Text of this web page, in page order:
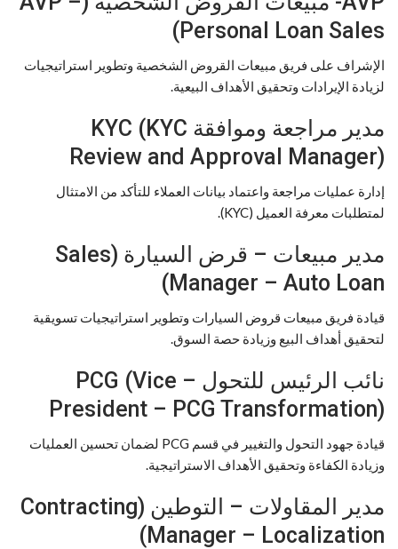
Personal Loan Sales)
الإشراف على فريق مبيعات القروض الشخصية وتطوير استراتيجيات
لزيادة الإيرادات وتحقيق الأهداف البيعية.
مدير مراجعة وموافقة KYC (KYC
Review and Approval Manager)
إدارة عمليات مراجعة واعتماد بيانات العملاء للتأكد من الامتثال
لمتطلبات معرفة العميل (KYC).
مدير مبيعات – قرض السيارة (Sales
Manager – Auto Loan)
قيادة فريق مبيعات قروض السيارات وتطوير استراتيجيات تسويقية
لتحقيق أهداف البيع وزيادة حصة السوق.
نائب الرئيس للتحول – PCG (Vice
President – PCG Transformation)
قيادة جهود التحول والتغيير في قسم PCG لضمان تحسين العمليات
وزيادة الكفاءة وتحقيق الأهداف الاستراتيجية.
مدير المقاولات – التوطين (Contracting
Manager – Localization)